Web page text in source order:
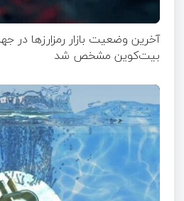
آخرین وضعیت بازار رمزارزها در
بیت‌کوین مشخص شد